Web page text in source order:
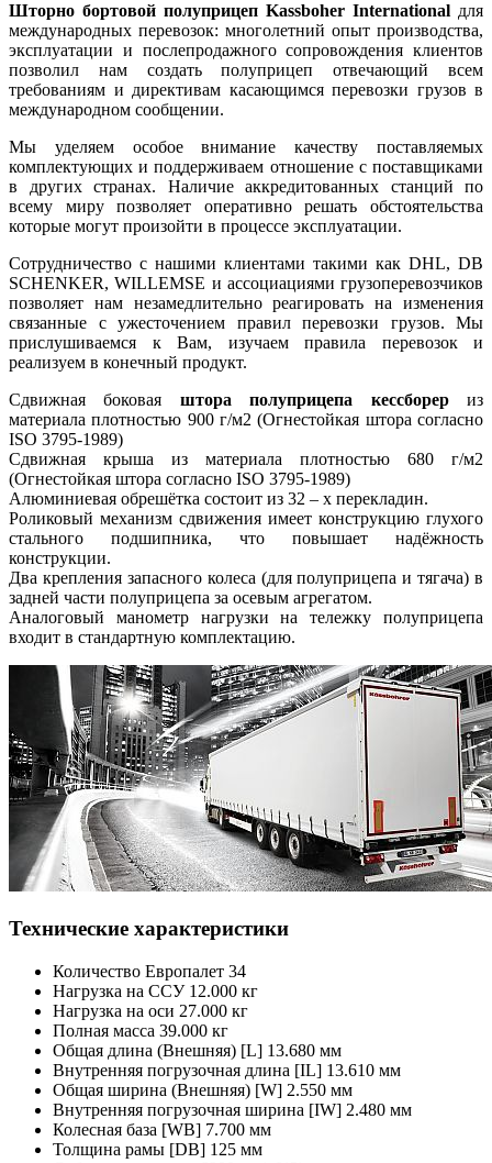
Шторно бортовой полуприцеп Kassboher International для
международных перевозок: многолетний опыт производства,
эксплуатации и послепродажного сопровождения клиентов
позволил нам создать полуприцеп отвечающий всем
требованиям и директивам касающимся перевозки грузов в
международном сообщении.
Мы уделяем особое внимание качеству поставляемых
комплектующих и поддерживаем отношение с поставщиками
в других странах. Наличие аккредитованных станций по
всему миру позволяет оперативно решать обстоятельства
которые могут произойти в процессе эксплуатации.
Сотрудничество с нашими клиентами такими как DHL, DB
SCHENKER, WILLEMSE и ассоциациями грузоперевозчиков
позволяет нам незамедлительно реагировать на изменения
связанные с ужесточением правил перевозки грузов. Мы
прислушиваемся к Вам, изучаем правила перевозок и
реализуем в конечный продукт.
Сдвижная боковая штора полуприцепа кессборериз
материала плотностью 900 г/м2 (Огнестойкая штора согласно
ISO 3795-1989)
Сдвижная крыша из материала плотностью 680 г/м2
(Огнестойкая штора согласно ISO 3795-1989)
Алюминиевая обрешётка состоит из 32 – х перекладин.
Роликовый механизм сдвижения имеет конструкцию глухого
стального подшипника, что повышает надёжность
конструкции.
Два крепления запасного колеса (для полуприцепа и тягача) в
задней части полуприцепа за осевым агрегатом.
Аналоговый манометр нагрузки на тележку полуприцепа
входит в стандартную комплектацию.
Технические характеристики
Количество Европалет 34
Нагрузка на ССУ 12.000 кг
Нагрузка на оси 27.000 кг
Полная масса 39.000 кг
Общая длина (Внешняя) [L] 13.680 мм
Внутренняя погрузочная длина [IL] 13.610 мм
Общая ширина (Внешняя) [W] 2.550 мм
Внутренняя погрузочная ширина [IW] 2.480 мм
Колесная база [WB] 7.700 мм
Толщина рамы [DB] 125 мм